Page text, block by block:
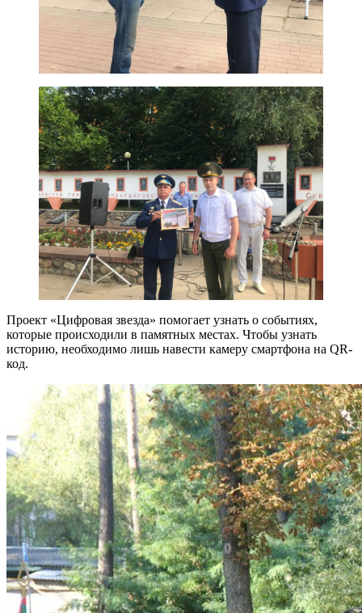
Проект «Цифровая звезда» помогает узнать о событиях,
которые происходили в памятных местах. Чтобы узнать
историю, необходимо лишь навести камеру смартфона на QR-
код.